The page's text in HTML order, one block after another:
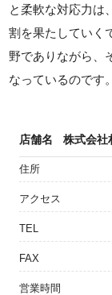
と柔軟な対応力は
割を果たしていく
野でありながら、
なっているのです。
店舗名 株式会社
住所
アクセス
TEL
FAX
営業時間